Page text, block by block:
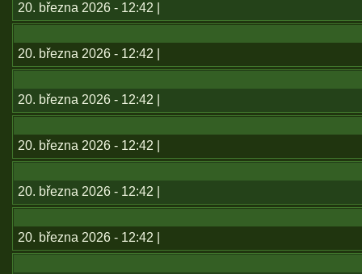
20. března 2026 - 12:42 |
20. března 2026 - 12:42 |
20. března 2026 - 12:42 |
20. března 2026 - 12:42 |
20. března 2026 - 12:42 |
20. března 2026 - 12:42 |